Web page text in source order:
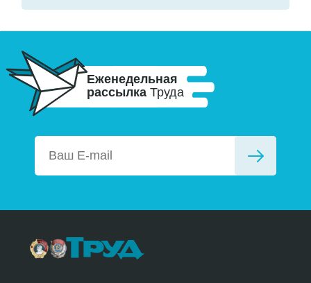
Еженедельная
рассылка Труда